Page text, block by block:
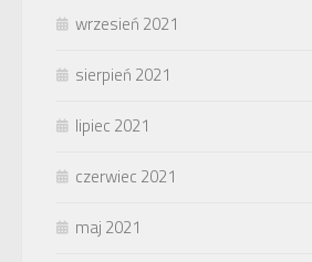
wrzesień 2021
sierpień 2021
lipiec 2021
czerwiec 2021
maj 2021